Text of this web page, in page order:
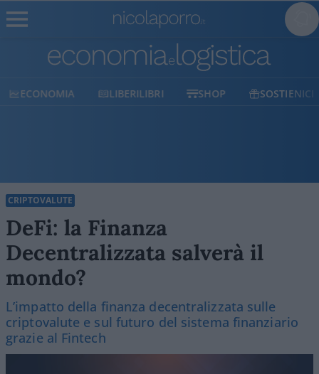
ECONOMIA LIBERILIBRI SHOP SOSTIENICI
CRIPTOVALUTE
DeFi: la Finanza
Decentralizzata salverà il
mondo?
L’impatto della finanza decentralizzata sulle
criptovalute e sul futuro del sistema finanziario
grazie al Fintech